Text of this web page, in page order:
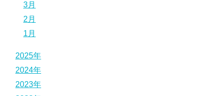
3月
2月
1月
2025年
2024年
2023年